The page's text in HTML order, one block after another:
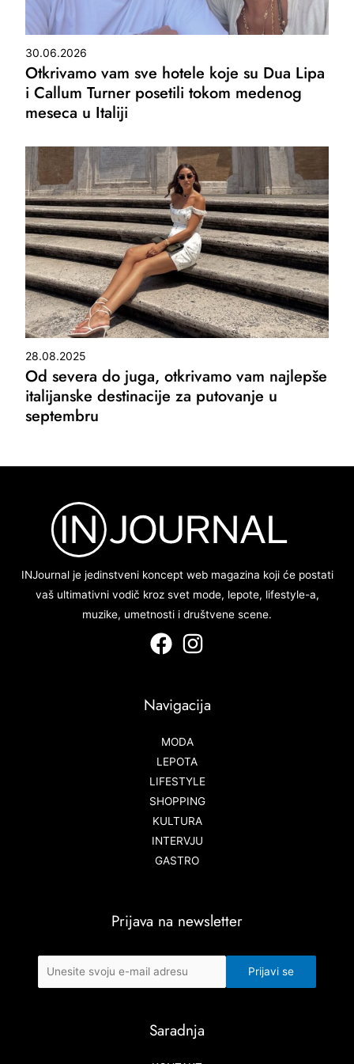
30.06.2026
Otkrivamo vam sve hotele koje su Dua Lipa
i Callum Turner posetili tokom medenog
meseca u Italiji
28.08.2025
Od severa do juga, otkrivamo vam najlepše
italijanske destinacije za putovanje u
septembru
INJournal je jedinstveni koncept web magazina koji će postati
vaš ultimativni vodič kroz svet mode, lepote, lifestyle-a,
muzike, umetnosti i društvene scene.
Navigacija
MODA
LEPOTA
LIFESTYLE
SHOPPING
KULTURA
INTERVJU
GASTRO
Prijava na newsletter
Saradnja